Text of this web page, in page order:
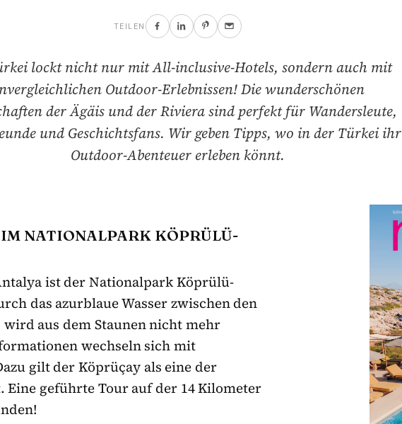
TEILEN
lockt nicht nur mit All-inclusive-Hotels, sondern auch mit
Outdoor-Erlebnissen! Die wunderschönen
der Ägäis und der Riviera sind perfekt für Wandersleute,
und Geschichtsfans. Wir geben Tipps, wo in der Türkei ihr
Outdoor-Abenteuer erleben könnt.
NATIONALPARK KÖPRÜLÜ-
ist der Nationalpark Köprülü-
das azurblaue Wasser zwischen den
aus dem Staunen nicht mehr
wechseln sich mit
gilt der Köprüçay als eine der
Eine geführte Tour auf der 14 Kilometer